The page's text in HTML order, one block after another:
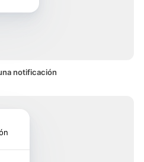
notificación